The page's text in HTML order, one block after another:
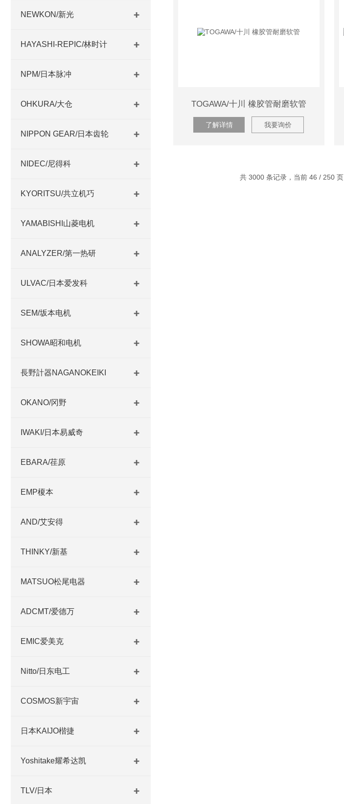
NEWKON/新光
HAYASHI-REPIC/林时计
NPM/日本脉冲
OHKURA/大仓
NIPPON GEAR/日本齿轮
NIDEC/尼得科
KYORITSU/共立机巧
YAMABISHI山菱电机
ANALYZER/第一热研
ULVAC/日本爱发科
SEM/坂本电机
SHOWA昭和电机
長野計器NAGANOKEIKI
OKANO/冈野
IWAKI/日本易威奇
EBARA/荏原
EMP榎本
AND/艾安得
THINKY/新基
MATSUO松尾电器
ADCMT/爱德万
EMIC爱美克
Nitto/日东电工
COSMOS新宇宙
日本KAIJO楷捷
Yoshitake耀希达凯
TLV/日本
TOGAWA/十川 橡胶管耐磨软管
了解详情 我要询价
共 3000 条记录，当前 46 / 250 页